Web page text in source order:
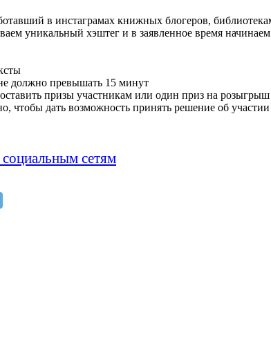
в инстаграмах книжных блогеров,
уникальный хэштег и в заявленное время
должно превышать 15 минут
призы участникам или один приз на розыгрыш
чтобы дать возможность принять решение об участии
сетям